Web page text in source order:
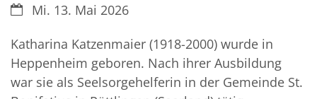
Datum:Mi. 13. Mai 2026
Katharina Katzenmaier (1918-2000) wurde in
Heppenheim geboren. Nach ihrer Ausbildung
war sie als Seelsorgehelferin in der Gemeinde St.